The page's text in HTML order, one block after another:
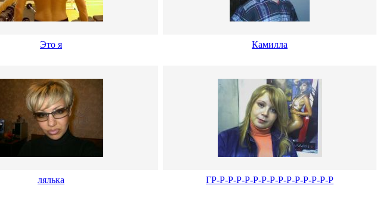
Это я Камилла
лялька ГР-Р-Р-Р-Р-Р-Р-Р-Р-Р-Р-Р-Р-Р-Р